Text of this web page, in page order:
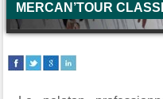
MERCAN’TOUR